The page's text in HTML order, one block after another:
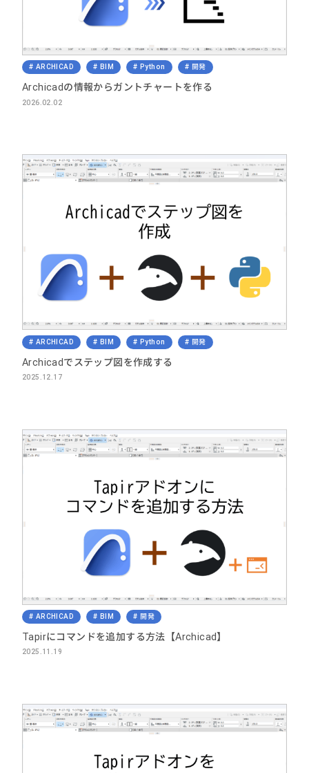
ARCHICAD BIM Python 開発
Archicadの情報からガントチャートを作る
2026.02.02
ARCHICAD BIM Python 開発
Archicadでステップ図を作成する
2025.12.17
ARCHICAD BIM 開発
Tapirにコマンドを追加する方法【Archicad】
2025.11.19